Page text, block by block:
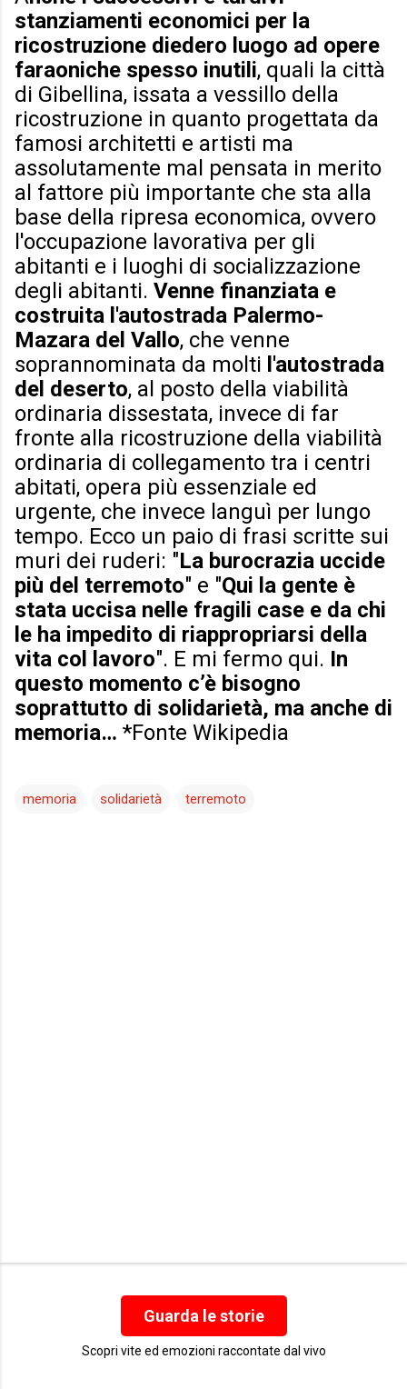
stanziamenti economici per la
ricostruzione diedero luogo ad opere
faraoniche spesso inutili, quali la città
di Gibellina, issata a vessillo della
ricostruzione in quanto progettata da
famosi architetti e artisti ma
assolutamente mal pensata in merito
al fattore più importante che sta alla
base della ripresa economica, ovvero
l'occupazione lavorativa per gli
abitanti e i luoghi di socializzazione
degli abitanti. Venne finanziata e
costruita l'autostrada Palermo-
Mazara del Vallo, che venne
soprannominata da molti l'autostrada
del deserto, al posto della viabilità
ordinaria dissestata, invece di far
fronte alla ricostruzione della viabilità
ordinaria di collegamento tra i centri
abitati, opera più essenziale ed
urgente, che invece languì per lungo
tempo. Ecco un paio di frasi scritte sui
muri dei ruderi: "La burocrazia uccide
più del terremoto" e "Qui la gente è
stata uccisa nelle fragili case e da chi
le ha impedito di riappropriarsi della
vita col lavoro". E mi fermo qui. In
questo momento c’è bisogno
soprattutto di solidarietà, ma anche di
memoria… *Fonte Wikipedia
memoria solidarietà terremoto
Guarda le storie
Scopri vite ed emozioni raccontate dal vivo